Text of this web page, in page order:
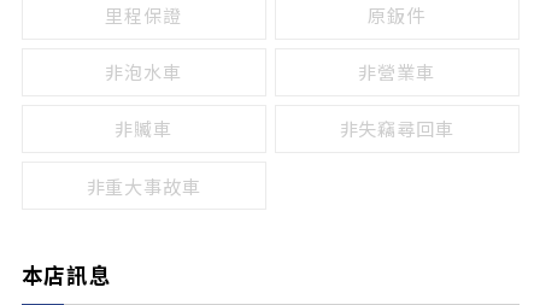
里程保證 原鈑件
非泡水車 非營業車
非贓車 非失竊尋回車
非重大事故車
本店訊息